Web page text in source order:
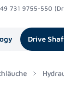
731 9755-550
Drive